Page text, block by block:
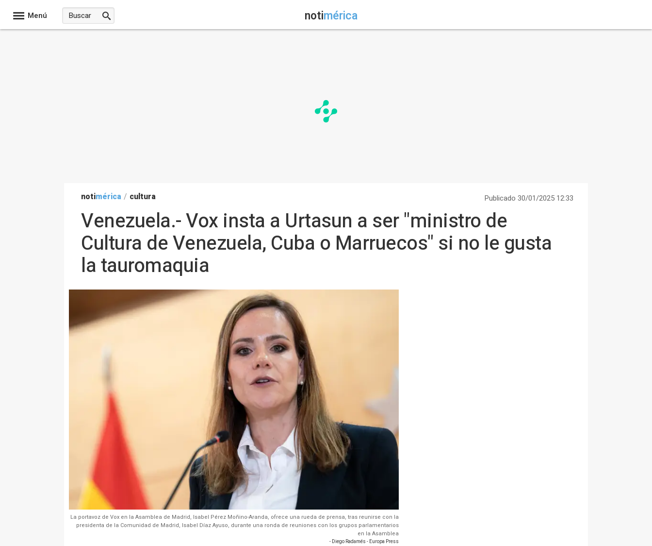
Menú notimérica
notimérica / cultura Publicado 30/01/2025 12:33
Venezuela.- Vox insta a Urtasun a ser "ministro de
Cultura de Venezuela, Cuba o Marruecos" si no le gusta
la tauromaquia
La portavoz de Vox en la Asamblea de Madrid, Isabel Pérez Moñino-Aranda, ofrece una rueda de prensa, tras reunirse con la
presidenta de la Comunidad de Madrid, Isabel Díaz Ayuso, durante una ronda de reuniones con los grupos parlamentarios
en la Asamblea
- Diego Radamés - Europa Press